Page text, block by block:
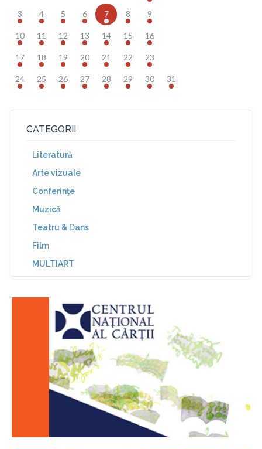
3 4 5 6 7 8 9
10 11 12 13 14 15 16
17 18 19 20 21 22 23
24 25 26 27 28 29 30 31
CATEGORII
Literatură
Arte vizuale
Conferinţe
Muzică
Teatru & Dans
Film
MULTIART